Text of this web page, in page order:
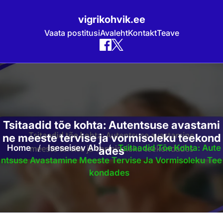
vigrikohvik.ee
Vaata postitusiAvalehtKontaktTeave
Skip
Tsitaadid tõe kohta: Autentsuse avastami
ne meeste tervise ja vormisoleku teekond
ades
Home / Iseseisev Abi / Tsitaadid Tõe Kohta: Aute
Ntsuse Avastamine Meeste Tervise Ja Vormisoleku Tee
Kondades